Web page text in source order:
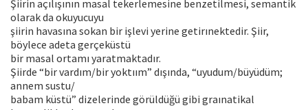
Şiirin açılışının masal tekerlemesine benzetilmesi, semantik
olarak da okuyucuyu
şiirin havasına sokan bir işlevi yerine getirınektedir. Şiir,
böylece adeta gerçeküstü
bir masal ortamı yaratmaktadır.
Şiirde “bir vardım/bir yoktıım” dışında, “uyudum/büyüdüm;
annem sustu/
babam küstü” dizelerinde görüldüğü gibi graınatikal